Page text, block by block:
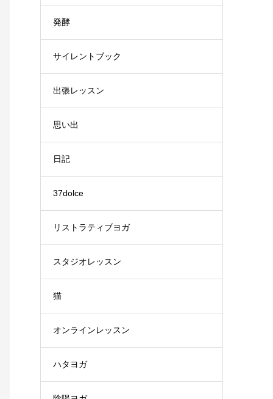
発酵
サイレントブック
出張レッスン
思い出
日記
37dolce
リストラティブヨガ
スタジオレッスン
猫
オンラインレッスン
ハタヨガ